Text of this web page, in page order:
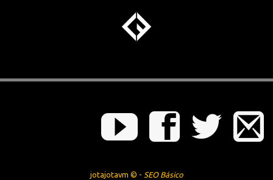
jotajotavm © - SEO Básico